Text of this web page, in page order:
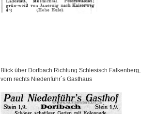
Blick über Dorfbach Richtung Schlesisch Falkenberg,
vorn rechts Niedenführ`s Gasthaus